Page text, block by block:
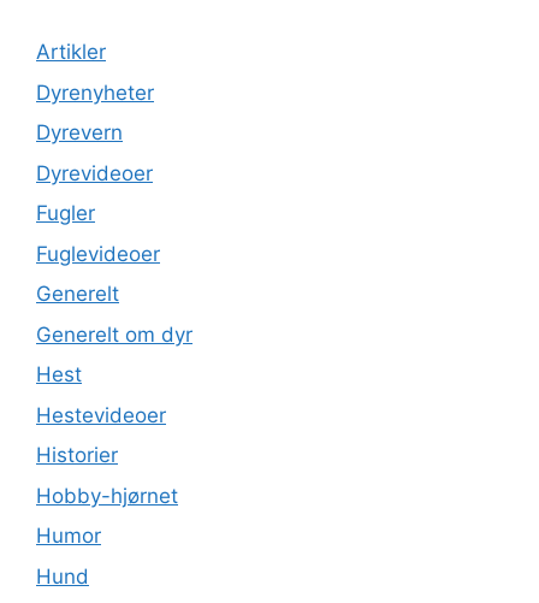
Artikler
Dyrenyheter
Dyrevern
Dyrevideoer
Fugler
Fuglevideoer
Generelt
Generelt om dyr
Hest
Hestevideoer
Historier
Hobby-hjørnet
Humor
Hund